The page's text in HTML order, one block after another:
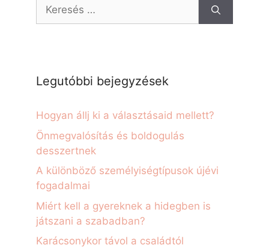
Legutóbbi bejegyzések
Hogyan állj ki a választásaid mellett?
Önmegvalósítás és boldogulás
desszertnek
A különböző személyiségtípusok újévi
fogadalmai
Miért kell a gyereknek a hidegben is
játszani a szabadban?
Karácsonykor távol a családtól